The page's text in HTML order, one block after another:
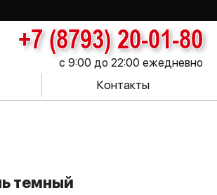
+7 (8793) 20-01-80
с 9:00 до 22:00 ежедневно
Контакты
темный